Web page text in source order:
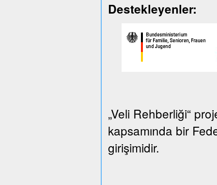
Destekleyenler:
„Veli Rehberliği“
kapsamında bir
girişimidir.